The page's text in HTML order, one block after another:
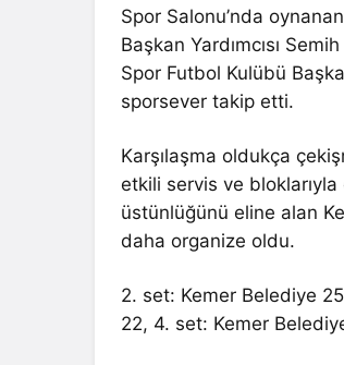
Spor Salonu’nda
Başkan Yardımcısı
Spor Futbol Kulübü
sporsever takip etti.
Karşılaşma oldukça
etkili servis ve
üstünlüğünü eline alan
daha organize oldu.
2. set: Kemer Belediye
22, 4. set: Kemer